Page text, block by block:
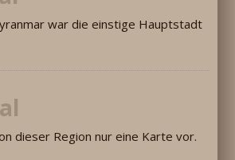
war die einstige Hauptstadt
dieser Region nur eine Karte vor.